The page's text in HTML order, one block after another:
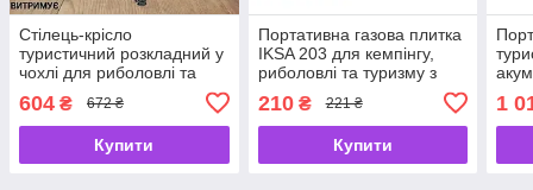
Стілець-крісло
туристичний розкладний у
чохлі для риболовлі та
604 ₴ 672 ₴
Купити
Портативна газова плитка
IKSA 203 для кемпінгу,
риболовлі та туризму з
заправленням
210₴ 221 ₴
Купити
для
1